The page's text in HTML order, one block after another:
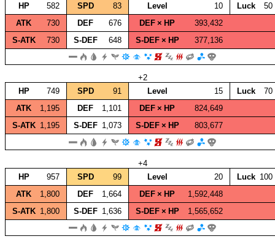
HP
582 SPD 83 Level 10 Luck
50
ATK
730 DEF 676 DEF × HP
393,432
S‑ATK
730 S‑DEF 648 S‑DEF × HP 377,136
+2
HP
749 SPD 91 Level 15 Luck
70
ATK
1,195 DEF 1,101 DEF × HP
824,649
S‑ATK 1,195 S‑DEF 1,073 S‑DEF × HP 803,677
+4
HP
957 SPD 99 Level 20 Luck 100
ATK
1,800 DEF 1,664 DEF × HP
1,592,448
S‑ATK 1,800 S‑DEF 1,636 S‑DEF × HP 1,565,652